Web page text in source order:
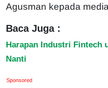
Agusman kepada
Baca Juga :
Harapan Industri Fintech
Nanti
Sponsored